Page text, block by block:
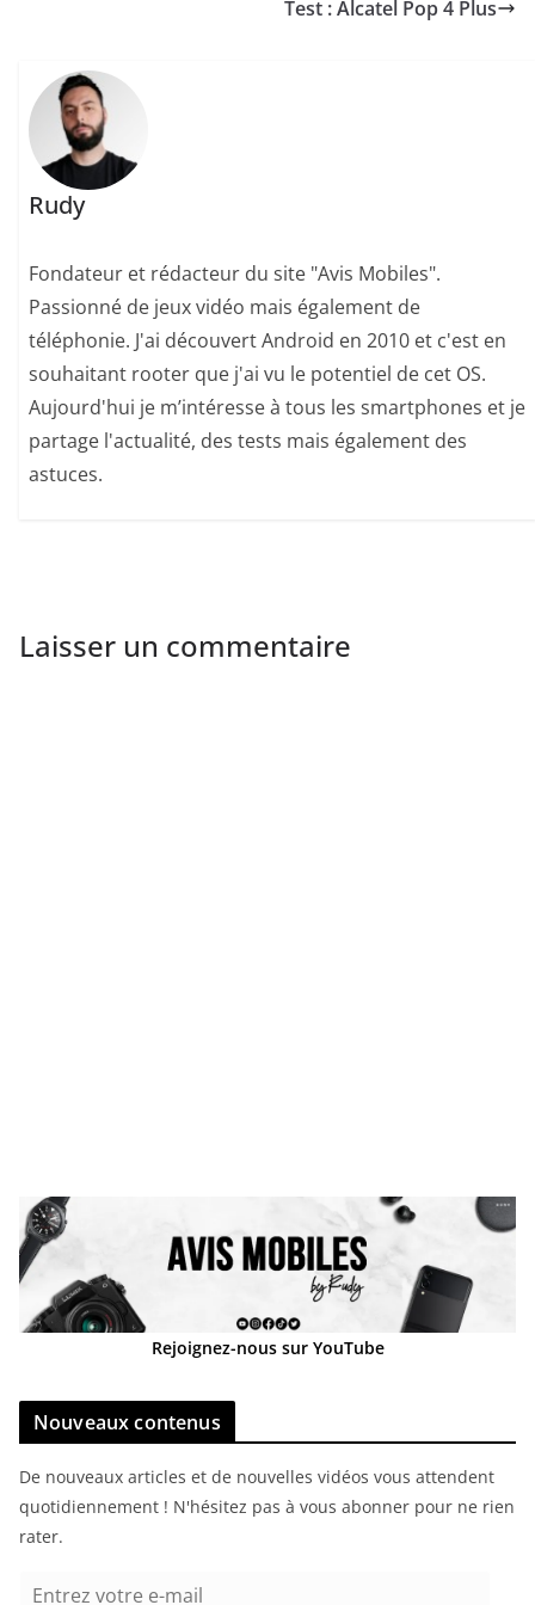
Test : Alcatel Pop 4 Plus
Rudy
Fondateur et rédacteur du site "Avis Mobiles".
Passionné de jeux vidéo mais également de
téléphonie. J'ai découvert Android en 2010 et c'est en
souhaitant rooter que j'ai vu le potentiel de cet OS.
Aujourd'hui je m’intéresse à tous les smartphones et je
partage l'actualité, des tests mais également des
astuces.
Laisser un commentaire
Rejoignez-nous sur YouTube
Nouveaux contenus
De nouveaux articles et de nouvelles vidéos vous attendent
quotidiennement ! N'hésitez pas à vous abonner pour ne rien
rater.